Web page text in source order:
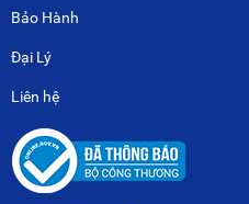
Bảo Hành
Đại Lý
Liên hệ